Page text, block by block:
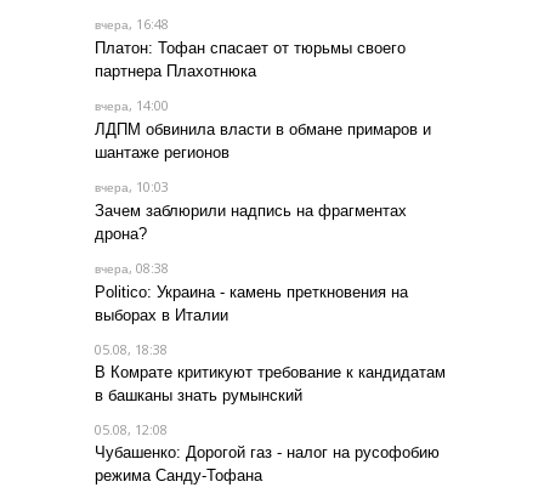
вчера, 16:48
Платон: Тофан спасает от тюрьмы своего
партнера Плахотнюка
вчера, 14:00
ЛДПМ обвинила власти в обмане примаров и
шантаже регионов
вчера, 10:03
Зачем заблюрили надпись на фрагментах
дрона?
вчера, 08:38
Politico: Украина - камень преткновения на
выборах в Италии
05.08, 18:38
В Комрате критикуют требование к кандидатам
в башканы знать румынский
05.08, 12:08
Чубашенко: Дорогой газ - налог на русофобию
режима Санду-Тофана